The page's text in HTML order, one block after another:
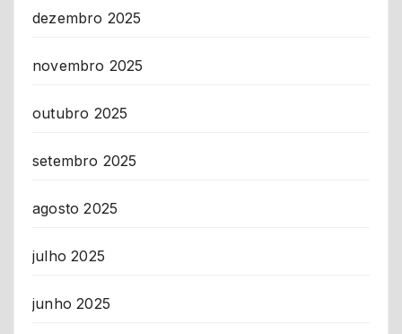
dezembro 2025
novembro 2025
outubro 2025
setembro 2025
agosto 2025
julho 2025
junho 2025